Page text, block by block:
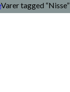
Varer tagged “Nisse”